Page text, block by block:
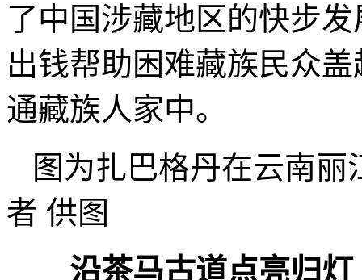
了中国涉藏地区的快步
出钱帮助困难藏族民众
通藏族人家中。
图为扎巴格丹在云南丽
者 供图
沿茶马古道点亮归灯